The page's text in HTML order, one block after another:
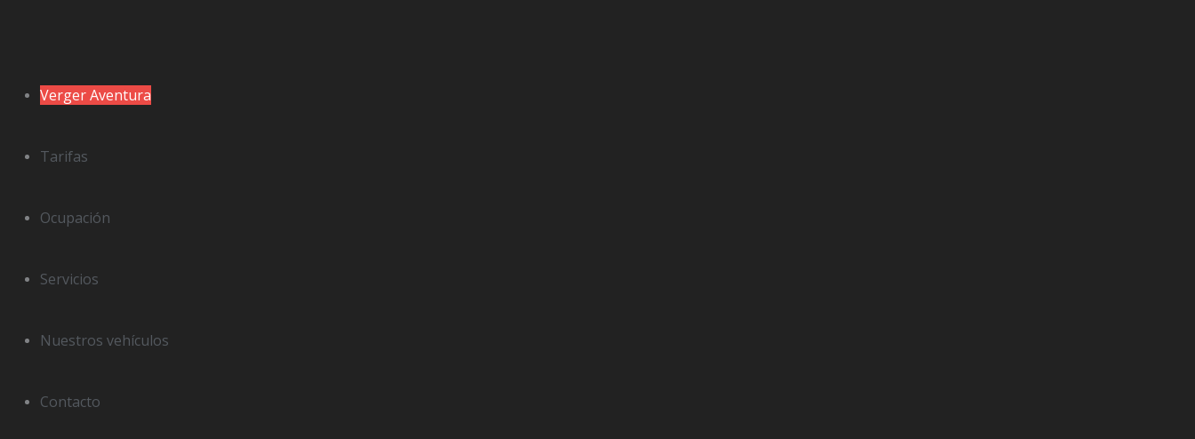
Verger Aventura
Tarifas
Ocupación
Servicios
Nuestros vehículos
Contacto